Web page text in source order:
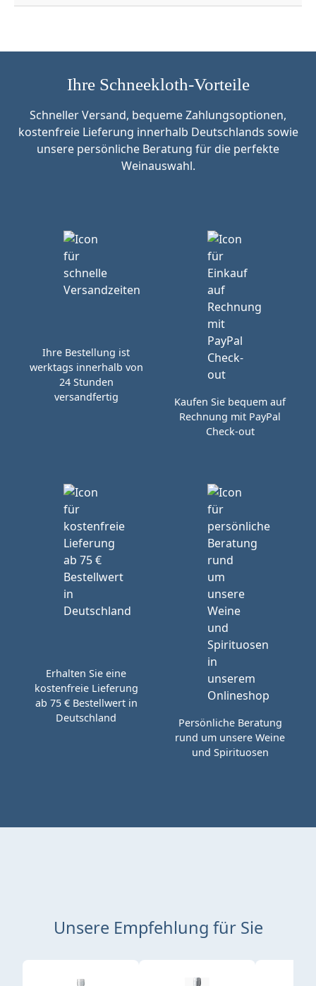
Ihre Schneekloth-Vorteile
Schneller Versand, bequeme Zahlungsoptionen,
kostenfreie Lieferung innerhalb Deutschlands sowie
unsere persönliche Beratung für die perfekte
Weinauswahl.
Ihre Bestellung ist
werktags innerhalb von
24 Stunden
versandfertig
Kaufen Sie bequem auf
Rechnung mit PayPal
Check-out
Erhalten Sie eine
kostenfreie Lieferung
ab 75 € Bestellwert in
Deutschland
Persönliche Beratung
rund um unsere Weine
und Spirituosen
Unsere Empfehlung für Sie
Produktgalerie überspringen